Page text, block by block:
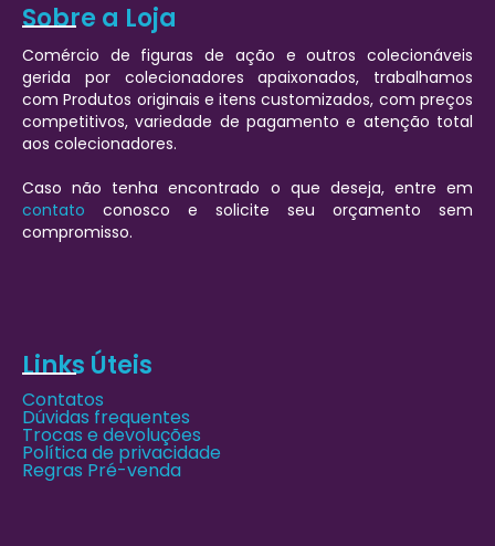
Sobre a Loja
Comércio de figuras de ação e outros colecionáveis
gerida por colecionadores apaixonados, trabalhamos
com Produtos originais e itens customizados, com preços
competitivos, variedade de pagamento e atenção total
aos colecionadores.
Caso não tenha encontrado o que deseja, entre em
contato conosco e solicite seu orçamento sem
compromisso.
Links Úteis
Contatos
Dúvidas frequentes
Trocas e devoluções
Política de privacidade
Regras Pré-venda